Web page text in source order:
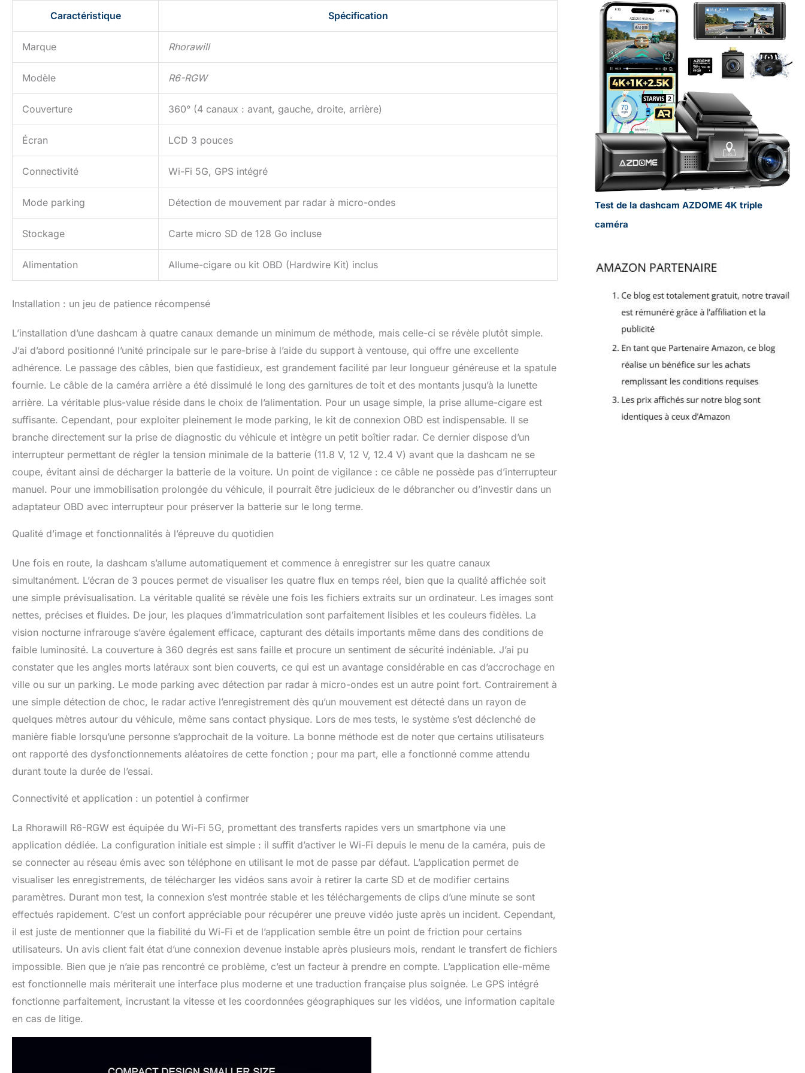
nocturne les plus récents et les plus sensibles, ces trois caméras capturent des
cas d'incident - Pour garantir un enregistrement en boucle sans fin, les séquences
déverrouillées les plus anciennes sont automatiquement supprimées lorsque la
carte mémoire atteint sa capacité maximale. Le Serrure d'urgence intégré détecte
en cours d'enregistrement comme preuve de l'incident. L'enregistrement en
boucle n'écrase pas les fichiers verrouillés.
Caractéristique Spécification
Marque Rhorawill
Modèle R6-RGW
Couverture 360° (4 canaux : avant, gauche, droite, arrière)
Écran LCD 3 pouces
Connectivité Wi-Fi 5G, GPS intégré
Mode parking Détection de mouvement par radar à micro-ondes
Stockage Carte micro SD de 128 Go incluse
Alimentation Allume-cigare ou kit OBD (Hardwire Kit) inclus
Installation : un jeu de patience récompensé
L’installation d’une dashcam à quatre canaux demande un minimum de méthode, mais celle-ci se révèle plutôt simple.
J’ai d’abord positionné l’unité principale sur le pare-brise à l’aide du support à ventouse, qui offre une excellente
adhérence. Le passage des câbles, bien que fastidieux, est grandement facilité par leur longueur généreuse et la spatule
fournie. Le câble de la caméra arrière a été dissimulé le long des garnitures de toit et des montants jusqu’à la lunette
arrière. La véritable plus-value réside dans le choix de l’alimentation. Pour un usage simple, la prise allume-cigare est
suffisante. Cependant, pour exploiter pleinement le mode parking, le kit de connexion OBD est indispensable. Il se
branche directement sur la prise de diagnostic du véhicule et intègre un petit boîtier radar. Ce dernier dispose d’un
interrupteur permettant de régler la tension minimale de la batterie (11.8 V, 12 V, 12.4 V) avant que la dashcam ne se
coupe, évitant ainsi de décharger la batterie de la voiture. Un point de vigilance : ce câble ne possède pas d’interrupteur
manuel. Pour une immobilisation prolongée du véhicule, il pourrait être judicieux de le débrancher ou d’investir dans un
adaptateur OBD avec interrupteur pour préserver la batterie sur le long terme.
Qualité d’image et fonctionnalités à l’épreuve du quotidien
Une fois en route, la dashcam s’allume automatiquement et commence à enregistrer sur les quatre canaux
simultanément. L’écran de 3 pouces permet de visualiser les quatre flux en temps réel, bien que la qualité affichée soit
une simple prévisualisation. La véritable qualité se révèle une fois les fichiers extraits sur un ordinateur. Les images sont
nettes, précises et fluides. De jour, les plaques d’immatriculation sont parfaitement lisibles et les couleurs fidèles. La
vision nocturne infrarouge s’avère également efficace, capturant des détails importants même dans des conditions de
faible luminosité. La couverture à 360 degrés est sans faille et procure un sentiment de sécurité indéniable. J’ai pu
constater que les angles morts latéraux sont bien couverts, ce qui est un avantage considérable en cas d’accrochage en
ville ou sur un parking. Le mode parking avec détection par radar à micro-ondes est un autre point fort. Contrairement à
une simple détection de choc, le radar active l’enregistrement dès qu’un mouvement est détecté dans un rayon de
quelques mètres autour du véhicule, même sans contact physique. Lors de mes tests, le système s’est déclenché de
manière fiable lorsqu’une personne s’approchait de la voiture. La bonne méthode est de noter que certains utilisateurs
ont rapporté des dysfonctionnements aléatoires de cette fonction ; pour ma part, elle a fonctionné comme attendu
durant toute la durée de l’essai.
Connectivité et application : un potentiel à confirmer
La Rhorawill R6-RGW est équipée du Wi-Fi 5G, promettant des transferts rapides vers un smartphone via une
application dédiée. La configuration initiale est simple : il suffit d’activer le Wi-Fi depuis le menu de la caméra, puis de
se connecter au réseau émis avec son téléphone en utilisant le mot de passe par défaut. L’application permet de
visualiser les enregistrements, de télécharger les vidéos sans avoir à retirer la carte SD et de modifier certains
paramètres. Durant mon test, la connexion s’est montrée stable et les téléchargements de clips d’une minute se sont
effectués rapidement. C’est un confort appréciable pour récupérer une preuve vidéo juste après un incident. Cependant,
il est juste de mentionner que la fiabilité du Wi-Fi et de l’application semble être un point de friction pour certains
utilisateurs. Un avis client fait état d’une connexion devenue instable après plusieurs mois, rendant le transfert de fichiers
impossible. Bien que je n’aie pas rencontré ce problème, c’est un facteur à prendre en compte. L’application elle-même
est fonctionnelle mais mériterait une interface plus moderne et une traduction française plus soignée. Le GPS intégré
fonctionne parfaitement, incrustant la vitesse et les coordonnées géographiques sur les vidéos, une information capitale
en cas de litige.
Test de la dashcam AZDOME 4K triple
caméra